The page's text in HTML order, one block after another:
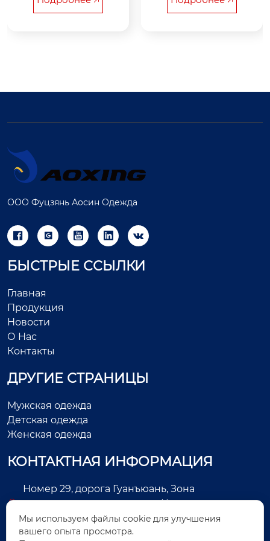
моду и функционал
е основного цвета в
ООО Фуцзянь Аосин Одежда
    
БЫСТРЫЕ ССЫЛКИ
Главная
Продукция
Новости
О Нас
Контакты
ДРУГИЕ СТРАНИЦЫ
Мужская одежда
Детская одежда
Женская одежда
КОНТАКТНАЯ ИНФОРМАЦИЯ
Номер 29, дорога Гуанъюань, Зона
экономического развития, Цзиньцзян, город
Цюаньчжоу, провинция Фуцзянь, Китай
+86-13505025552
Мы используем файлы cookie для улучшения
вашего опыта просмотра.